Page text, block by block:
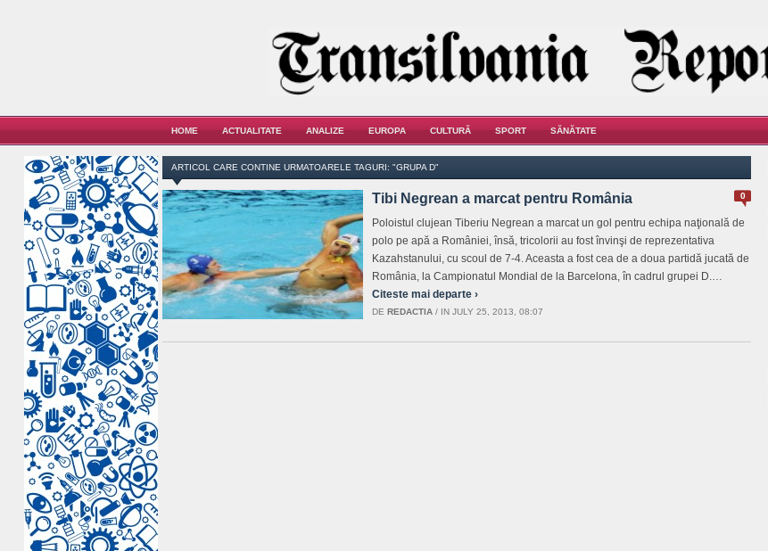
HOME ACTUALITATE ANALIZE EUROPA CULTURĂ SPORT SĂNĂTATE
ARTICOL CARE CONTINE URMATOARELE TAGURI: "GRUPA D"
0
Tibi Negrean a marcat pentru România
Poloistul clujean Tiberiu Negrean a marcat un gol pentru echipa naţională de
polo pe apă a României, însă, tricolorii au fost învinşi de reprezentativa
Kazahstanului, cu scoul de 7-4. Aceasta a fost cea de a doua partidă jucată de
România, la Campionatul Mondial de la Barcelona, în cadrul grupei D.…
Citeste mai departe ›
DE REDACTIA / IN JULY 25, 2013, 08:07